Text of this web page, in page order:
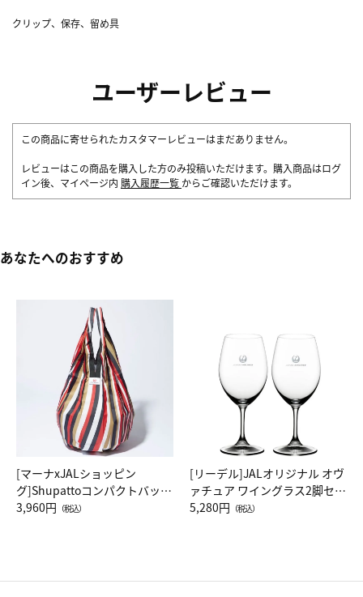
クリップ、保存、留め具
ユーザーレビュー
この商品に寄せられたカスタマーレビューはまだありません。
レビューはこの商品を購入した方のみ投稿いただけます。購入商品はログ
イン後、マイページ内 購入履歴一覧 からご確認いただけます。
あなたへのおすすめ
[マーナxJALショッピン
グ]Shupattoコンパクトバッグ
Drop JAL客室乗務員（LC）ス
3,960円 （税込）
[リーデル]JALオリジナル オヴ
ァチュア ワイングラス2脚セッ
ト（レッドワイン）
5,280円 （税込）